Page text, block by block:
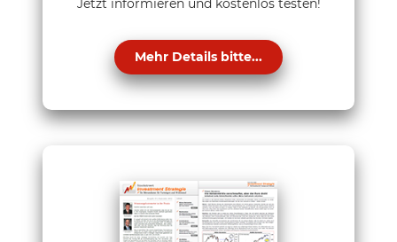
Mehr Details bitte...